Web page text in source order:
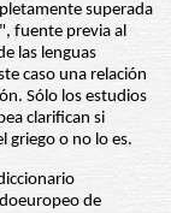
superada
fuente previa al
las lenguas
caso una relación
Sólo los estudios
clarifican si
griego o no lo es.
de